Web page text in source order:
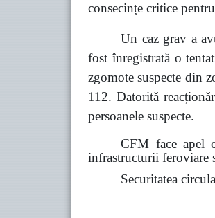
consecințe critice
Un caz grav a
fost înregistrată o
zgomote suspecte din
112. Datorită
persoanele suspecte.
CFM face apel
infrastructurii feroviare
Securitatea